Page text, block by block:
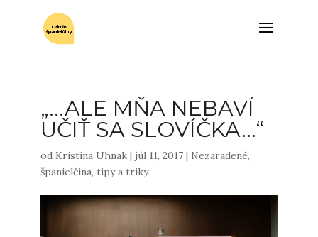
„…ALE MŇA NEBAVÍ
UČIŤ SA SLOVÍČKA…“
od Kristina Uhnak| júl 11, 2017| Nezaradené,
španielčina, tipy a triky